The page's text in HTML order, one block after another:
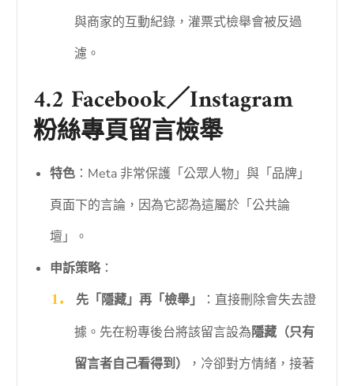
與商家的互動紀錄，灌票式檢舉會被反過
濾。
4.2 Facebook／Instagram
粉絲專頁留言檢舉
特色 ：Meta 非常保護「公眾人物」與「品牌」
頁面下的言論，因為它認為這屬於「公共論
壇」。
申訴策略：
先「隱藏」再「檢舉」
：直接刪除會失去證
據。先在粉專後台將該留言設為隱藏（只有
留言者自己看得到）
，冷卻對方情緒，接著